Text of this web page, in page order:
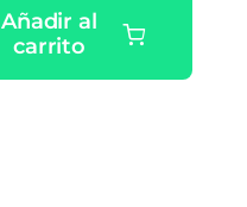
Añadir al
carrito